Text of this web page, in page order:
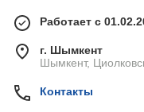
Работает с
г. Шымкент
Шымкент,
Контакты